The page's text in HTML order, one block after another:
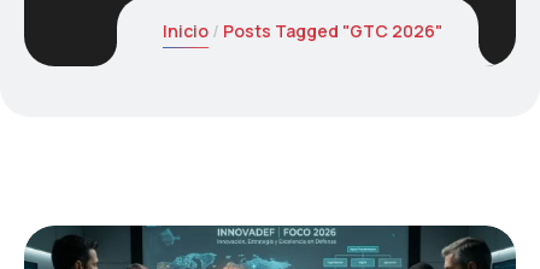
Inicio Posts Tagged "GTC 2026"